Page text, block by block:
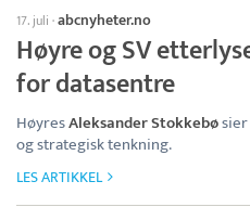
17. juli ·abcnyheter.no
Høyre og SV
for datasentre
HøyresAleksander Stokkebø
og strategisk tenkning.
LES ARTIKKEL